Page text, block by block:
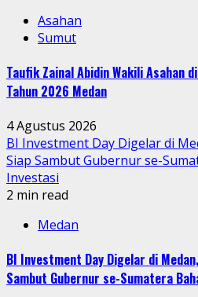
Asahan
Sumut
Taufik Zainal Abidin Wakili Asahan
Tahun 2026 Medan
4 Agustus 2026
BI Investment Day Digelar di
Siap Sambut Gubernur se-
Investasi
2 min read
Medan
BI Investment Day Digelar di
Sambut Gubernur se-Sumatera